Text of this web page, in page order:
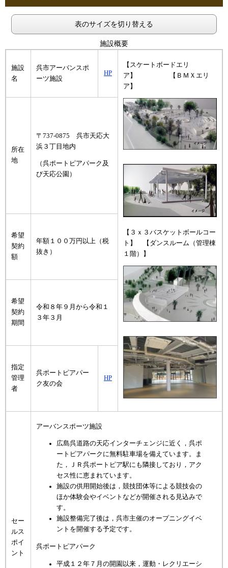
表のサイズを切り替える
施設概要
施設
名
呉市アーバンスポ
ーツ施設
HP
【スケートボードエリ
ア】 【ＢＭＸエリ
ア】
【３ｘ３バスケットボールコー
ト】 【ダンスルーム（管理棟
１階）】
所在
地
〒737-0875 呉市天応大
浜３丁目地内
（呉ポートピアパーク及
び天応公園）
希望
契約
額
年額１００万円以上（税
抜き）
希望
契約
期間
令和８年９月から令和１
３年３月
指定
管理
者
呉ポートピアパー
ク友の会
HP
セー
ルス
ポイ
ント
アーバンスポーツ施設
広島呉道路の天応インターチェンジに近く，呉ポ
ートピアパークに無料駐車場を備えています。ま
た，ＪＲ呉ポートピア駅にも隣接しており，アク
セス性に恵まれています。
施設の供用開始後は，競技団体等による競技会の
ほか体験会やイベントなどが開催される見込みで
す。
施設整備完了後は，呉市主催のオープニングイベ
ントを開催する予定です。
呉ポートピアパーク
平成１２年７月の開園以来，運動・レクリエーシ